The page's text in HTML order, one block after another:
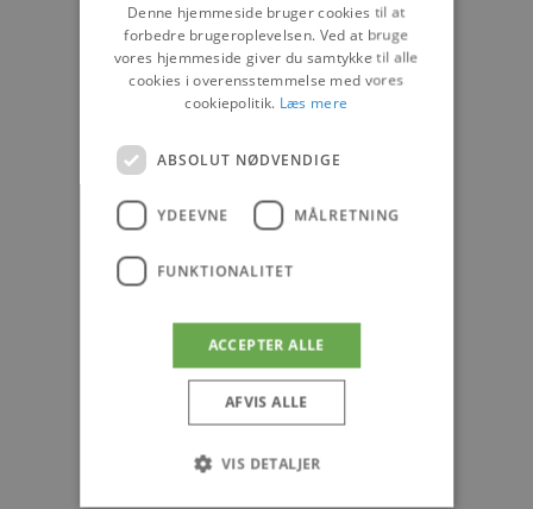
Denne hjemmeside bruger cookies til at
forbedre brugeroplevelsen. Ved at bruge
vores hjemmeside giver du samtykke til alle
cookies i overensstemmelse med vores
cookiepolitik. Læs mere
ABSOLUT NØDVENDIGE
YDEEVNE MÅLRETNING
FUNKTIONALITET
ACCEPTER ALLE
AFVIS ALLE
VIS DETALJER